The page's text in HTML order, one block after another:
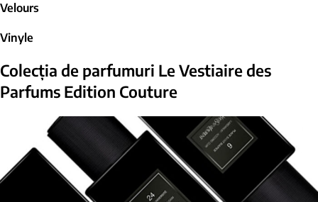
Velours
Vinyle
Colecția de parfumuri Le Vestiaire des
Parfums Edition Couture